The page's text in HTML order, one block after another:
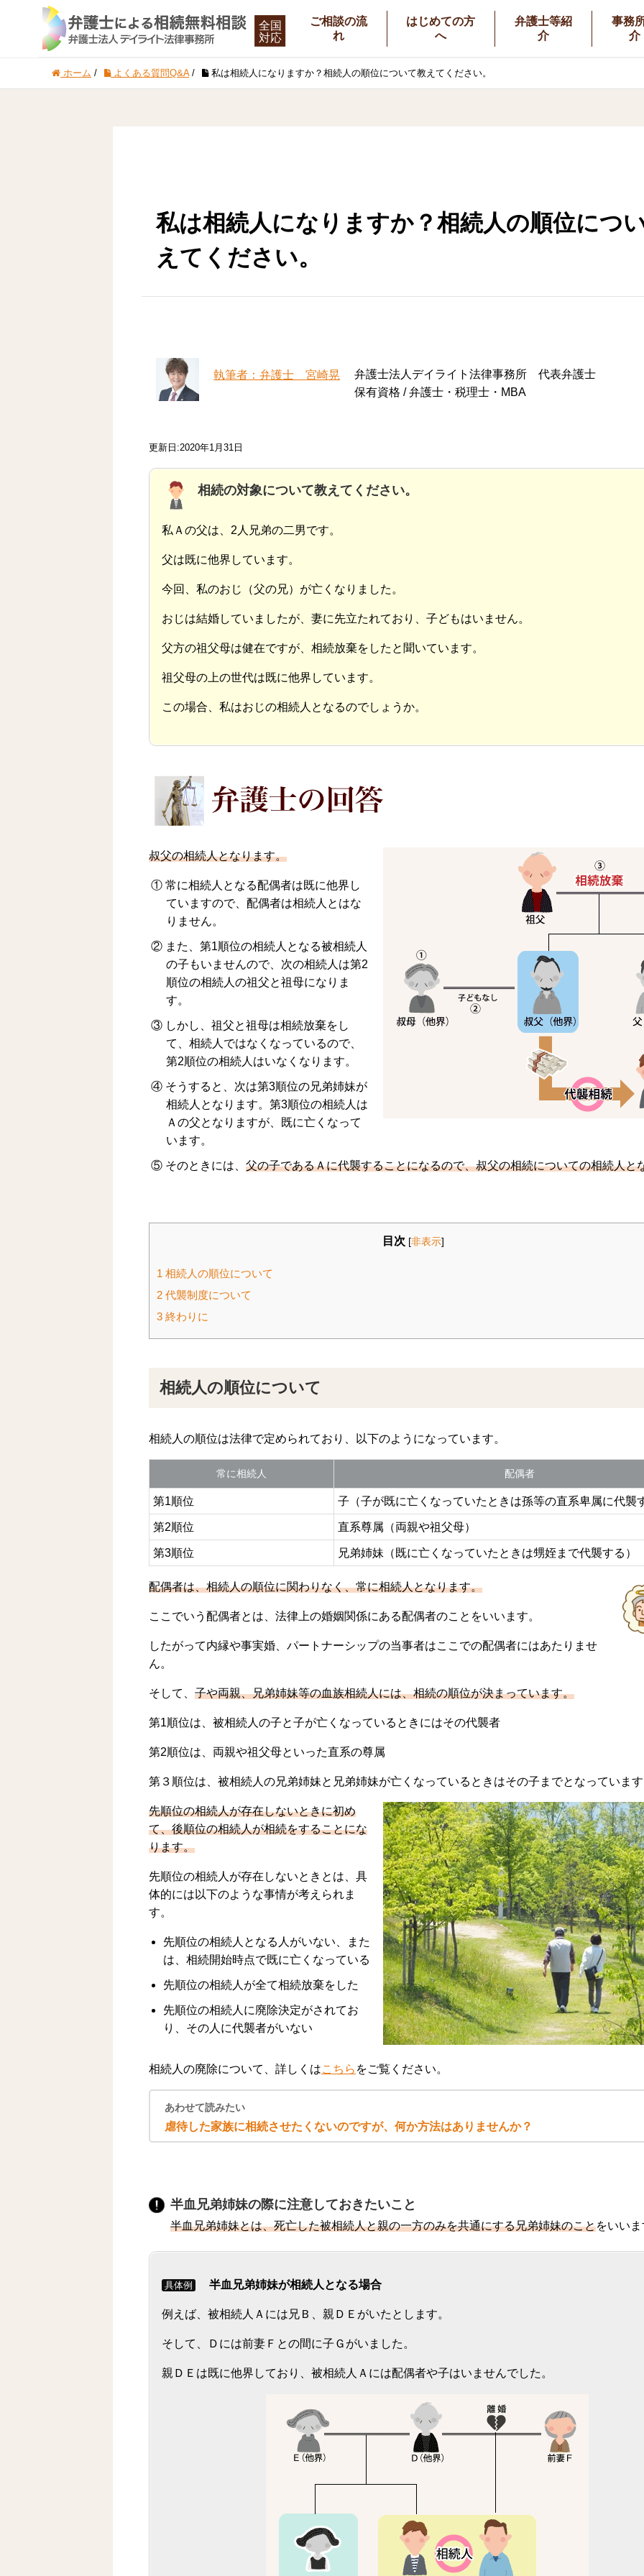
ご相談の流
れ
はじめての方
へ
弁護士等紹
介
事務
介
ホーム / よくある質問Q&A/ 私は相続人になりますか？相続人の順位について教えてください。
私は相続人になりますか？相続人の順位につ
えてください。
執筆者：弁護士 宮崎晃
弁護士法人デイライト法律事務所 代表弁護士
保有資格 / 弁護士・税理士・MBA
更新日:2020年1月31日
相続の対象について教えてください。
私Ａの父は、2人兄弟の二男です。
父は既に他界しています。
今回、私のおじ（父の兄）が亡くなりました。
おじは結婚していましたが、妻に先立たれており、子どもはいません。
父方の祖父母は健在ですが、相続放棄をしたと聞いています。
祖父母の上の世代は既に他界しています。
この場合、私はおじの相続人となるのでしょうか。
叔父の相続人となります。
① 常に相続人となる配偶者は既に他界し
ていますので、配偶者は相続人とはな
りません。
② また、第1順位の相続人となる被相続人
の子もいませんので、次の相続人は第2
順位の相続人の祖父と祖母になりま
す。
③ しかし、祖父と祖母は相続放棄をし
て、相続人ではなくなっているので、
第2順位の相続人はいなくなります。
④ そうすると、次は第3順位の兄弟姉妹が
相続人となります。第3順位の相続人は
Ａの父となりますが、既に亡くなって
います。
⑤ そのときには、父の子であるＡに代襲することになるので、叔父の相続についての相続人と
目次 [非表示]
1 相続人の順位について
2 代襲制度について
3 終わりに
相続人の順位について
相続人の順位は法律で定められており、以下のようになっています。
常に相続人 配偶者
第1順位 子（子が既に亡くなっていたときは孫等の直系卑属に代襲
第2順位 直系尊属（両親や祖父母）
第3順位 兄弟姉妹（既に亡くなっていたときは甥姪まで代襲する）
配偶者は、相続人の順位に関わりなく、常に相続人となります。
ここでいう配偶者とは、法律上の婚姻関係にある配偶者のことをいいます。
したがって内縁や事実婚、パートナーシップの当事者はここでの配偶者にはあたりませ
ん。
そして、 子や両親、兄弟姉妹等の血族相続人には、相続の順位が決まっています。
第1順位は、被相続人の子と子が亡くなっているときにはその代襲者
第2順位は、両親や祖父母といった直系の尊属
第３順位は、被相続人の兄弟姉妹と兄弟姉妹が亡くなっているときはその子までとなっていま
先順位の相続人が存在しないときに初め
て、後順位の相続人が相続をすることにな
ります。
先順位の相続人が存在しないときとは、具
体的には以下のような事情が考えられま
す。
先順位の相続人となる人がいない、また
は、相続開始時点で既に亡くなっている
先順位の相続人が全て相続放棄をした
先順位の相続人に廃除決定がされてお
り、その人に代襲者がいない
相続人の廃除について、詳しくはこちら をご覧ください。
あわせて読みたい
虐待した家族に相続させたくないのですが、何か方法はありませんか？
半血兄弟姉妹の際に注意しておきたいこと
半血兄弟姉妹とは、死亡した被相続人と親の一方のみを共通にする兄弟姉妹のことをいい
具体例 半血兄弟姉妹が相続人となる場合
例えば、被相続人Ａには兄Ｂ、親ＤＥがいたとします。
そして、Ｄには前妻Ｆとの間に子Ｇがいました。
親ＤＥは既に他界しており、被相続人Ａには配偶者や子はいませんでした。